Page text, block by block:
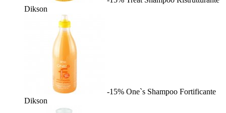
Dikson
-15% One`s Shampoo Fortificante
Dikson